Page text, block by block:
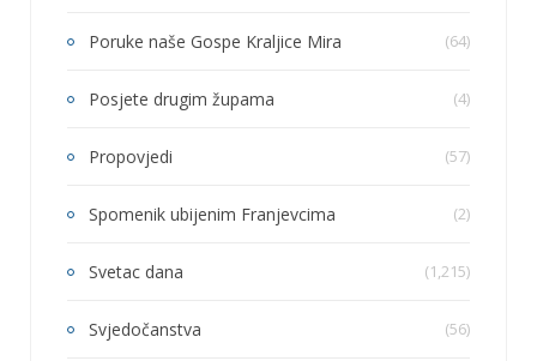
Poruke naše Gospe Kraljice Mira (64)
Posjete drugim župama (4)
Propovjedi (57)
Spomenik ubijenim Franjevcima (2)
Svetac dana (1,215)
Svjedočanstva (56)